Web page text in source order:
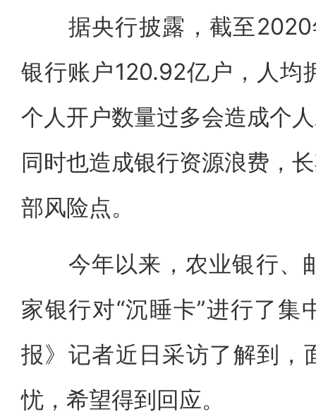
据央行披露，截至2020
银行账户120.92亿户，人
个人开户数量过多会造成个
同时也造成银行资源浪费，
部风险点。
今年以来，农业银行、
家银行对“沉睡卡”进行了
报》记者近日采访了解到，
忧，希望得到回应。